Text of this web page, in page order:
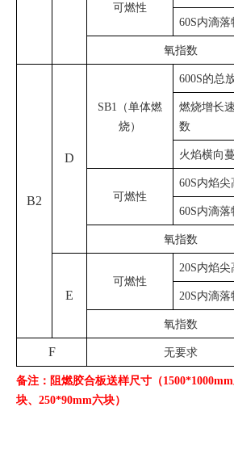
可燃性
60S内滴落
氧指数
B2
D
SB1（单体燃
烧）
600S的总
燃烧增长
数
火焰横向
可燃性
60S内焰尖
60S内滴落
氧指数
E
可燃性
20S内焰尖
20S内滴落
氧指数
F 无要求
备注： 阻燃胶合板送样尺寸（
块、250*90mm六块）